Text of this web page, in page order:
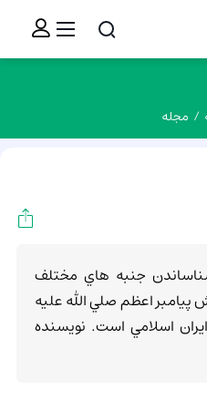
مجله
جنبه هاي مختلف
اعظم صلي الله عليه
اسلامي است. نويسنده